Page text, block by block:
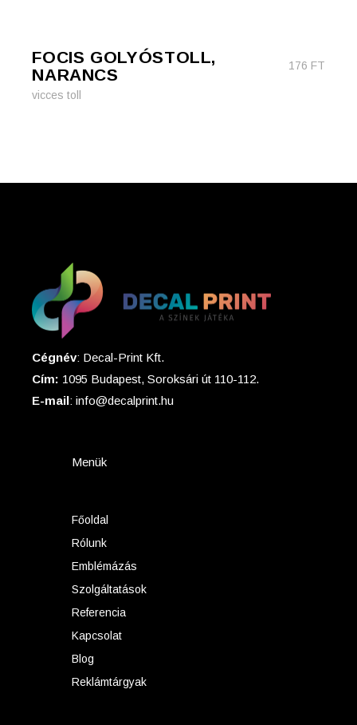
FOCIS GOLYÓSTOLL,
NARANCS
176 FT
vicces toll
Cégnév: Decal-Print Kft.
Cím: 1095 Budapest, Soroksári út 110-112.
E-mail: info@decalprint.hu
Menük
Főoldal
Rólunk
Emblémázás
Szolgáltatások
Referencia
Kapcsolat
Blog
Reklámtárgyak